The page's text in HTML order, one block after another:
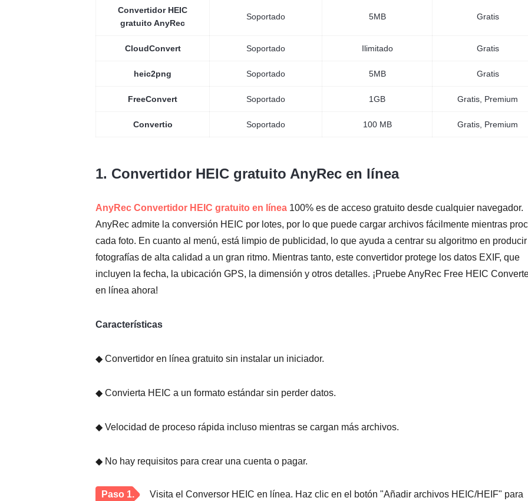
Convertidor HEIC
gratuito AnyRec
Soportado 5MB Gratis
CloudConvert Soportado Ilimitado Gratis
heic2png Soportado 5MB Gratis
FreeConvert Soportado 1GB Gratis, Premium
Convertio Soportado 100 MB Gratis, Premium
1. Convertidor HEIC gratuito AnyRec en línea
AnyRec Convertidor HEIC gratuito en línea 100% es de acceso gratuito desde cualquier navegador.
AnyRec admite la conversión HEIC por lotes, por lo que puede cargar archivos fácilmente mientras
cada foto. En cuanto al menú, está limpio de publicidad, lo que ayuda a centrar su algoritmo en producir
fotografías de alta calidad a un gran ritmo. Mientras tanto, este convertidor protege los datos EXIF, que
incluyen la fecha, la ubicación GPS, la dimensión y otros detalles. ¡Pruebe AnyRec Free HEIC
en línea ahora!
Características
◆ Convertidor en línea gratuito sin instalar un iniciador.
◆ Convierta HEIC a un formato estándar sin perder datos.
◆ Velocidad de proceso rápida incluso mientras se cargan más archivos.
◆ No hay requisitos para crear una cuenta o pagar.
Paso 1.
Visita el Conversor HEIC en línea. Haz clic en el botón "Añadir archivos HEIC/HEIF" para